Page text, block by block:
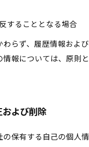
することとなる場合
わらず、履歴情報およ
情報については、原則
よび削除
の保有する自己の個人